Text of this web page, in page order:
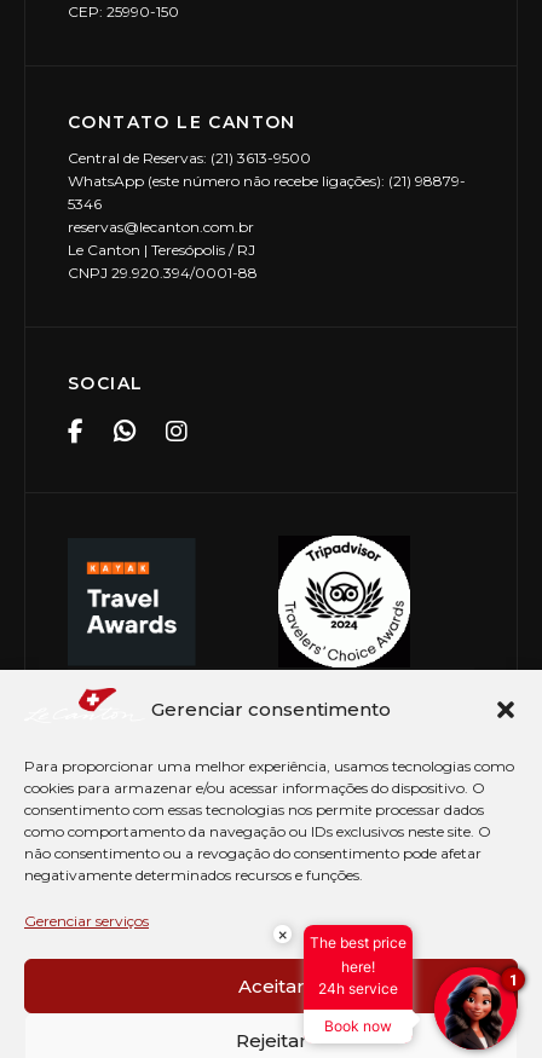
Gerenciar consentimento
Para proporcionar uma melhor experiência, usamos tecnologias como
cookies para armazenar e/ou acessar informações do dispositivo. O
consentimento com essas tecnologias nos permite processar dados
como comportamento da navegação ou IDs exclusivos neste site. O
não consentimento ou a revogação do consentimento pode afetar
negativamente determinados recursos e funções.
Gerenciar serviços
Aceitar
Rejeitar
CEP: 25990-150
CONTATO LE CANTON
Central de Reservas: (21) 3613-9500
WhatsApp (este número não recebe ligações): (21) 98879-
5346
reservas@lecanton.com.br
Le Canton | Teresópolis / RJ
CNPJ 29.920.394/0001-88
SOCIAL
© Copyright 2026 Le Canton. Todos os direitos
PRÉ CHECK-IN
AVISO DE COOKIES
PERGUNTAS FREQUENTES
×
The best price
here!
24h service
Book now
1